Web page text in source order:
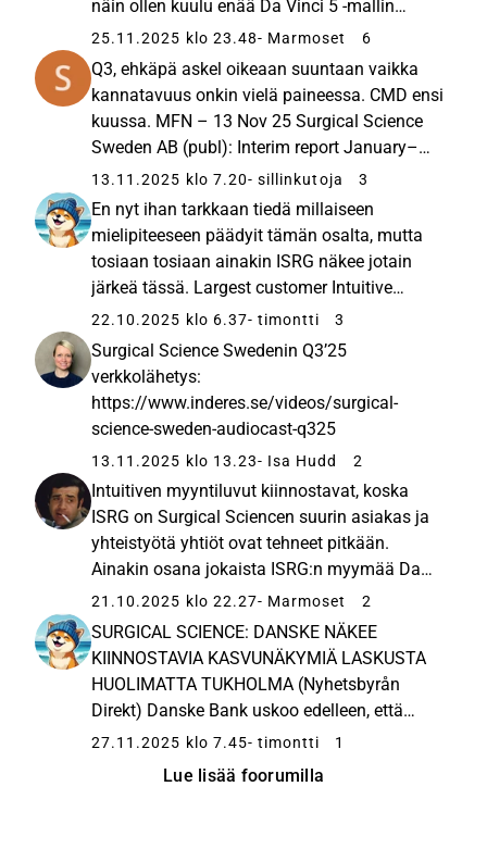
näin ollen kuulu enää Da Vinci 5 -mallin
jokaiseen toimitukseen vaan ainoastaan
valikoiduille asiakkaille. Ensi vuoden
liikevaihtoennustetta joudutaan tämä...
25.11.2025 klo 23.48- Marmoset 6
Q3, ehkäpä askel oikeaan suuntaan vaikka
kannatavuus onkin vielä paineessa. CMD ensi
kuussa. MFN – 13 Nov 25 Surgical Science
Sweden AB (publ): Interim report January–
Septemb... Third quarter 2025 (July –
September) Net sales amounted to SEK 263.6
(231.8) million, an increase of ...
13.11.2025 klo 7.20- sillinkutoja 3
En nyt ihan tarkkaan tiedä millaiseen
mielipiteeseen päädyit tämän osalta, mutta
tosiaan tosiaan ainakin ISRG näkee jotain
järkeä tässä. Largest customer Intuitive
Surgical will roll out its cutting-edge da Vinci
5 surgical robot in 2025e and include
simulation in all systems, increasing...
22.10.2025 klo 6.37- timontti 3
Surgical Science Swedenin Q3’25
verkkolähetys:
https://www.inderes.se/videos/surgical-
science-sweden-audiocast-q325
13.11.2025 klo 13.23- Isa Hudd 2
Intuitiven myyntiluvut kiinnostavat, koska
ISRG on Surgical Sciencen suurin asiakas ja
yhteistyötä yhtiöt ovat tehneet pitkään.
Ainakin osana jokaista ISRG:n myymää Da
Vinci 5 - leikkausrobottia toimitetaan Surgical
Sciencen kehittämä simulaatio- ja
koulutusohjelmisto. Aiemmissa ...
21.10.2025 klo 22.27- Marmoset 2
SURGICAL SCIENCE: DANSKE NÄKEE
KIINNOSTAVIA KASVUNÄKYMIÄ LASKUSTA
HUOLIMATTA TUKHOLMA (Nyhetsbyrån
Direkt) Danske Bank uskoo edelleen, että
Surgical Sciencella on kiinnostavia
ilmoitetusta Intuitive Surgicalin (ISRG) kanssa
27.11.2025 klo 7.45- timontti 1
Lue lisää foorumilla